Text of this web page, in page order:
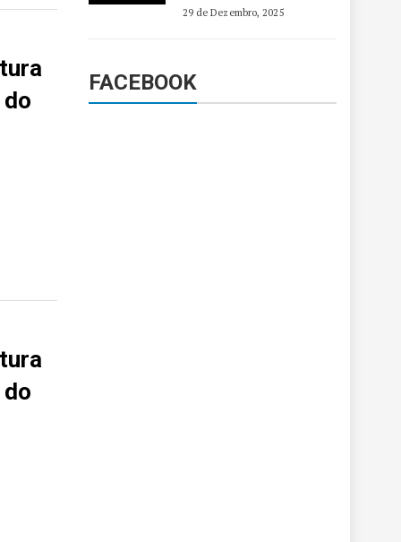
29 de Dezembro, 2025
FACEBOOK